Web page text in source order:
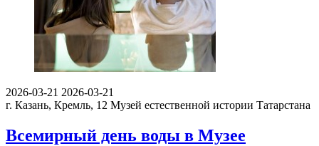
2026-03-21 2026-03-21
г. Казань, Кремль, 12 Музей естественной истории Татарстана
Всемирный день воды в Музее